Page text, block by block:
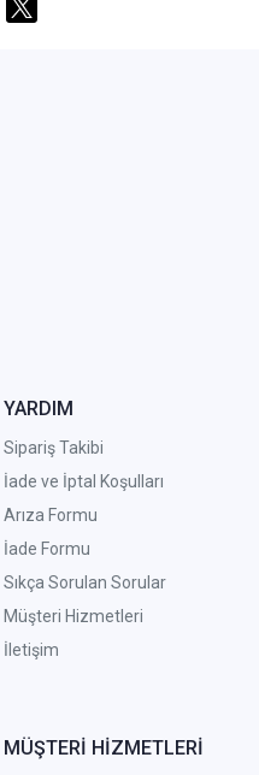
YARDIM
Sipariş Takibi
İade ve İptal Koşulları
Arıza Formu
İade Formu
Sıkça Sorulan Sorular
Müşteri Hizmetleri
İletişim
MÜŞTERİ HİZMETLERİ